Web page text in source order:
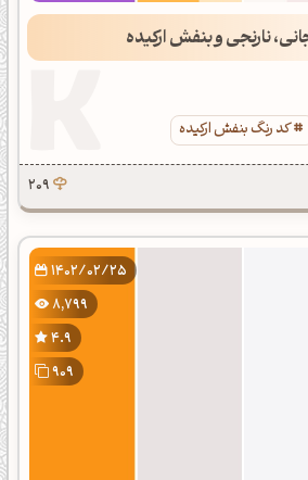
نارنجی و بنفش ارکیده
کد رنگ بنفش ارکیده
209
1402/02/25
8,799
4.9
909